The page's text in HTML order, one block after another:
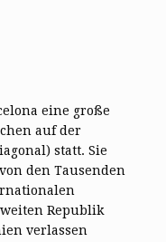
eine große
auf der
statt. Sie
den Tausenden
Republik
verlassen